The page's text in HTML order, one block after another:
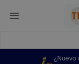
¿Nuevo